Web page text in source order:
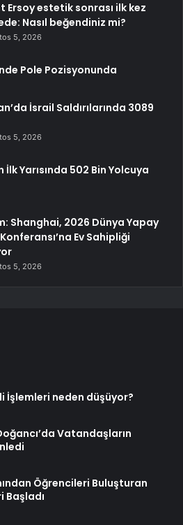
Ersoy estetik sonrası ilk kez
Nasıl beğendiniz mi?
5, 2026
Pole Pozisyonunda
İsrail Saldırılarında 3089
5, 2026
İlk Yarısında 502 Bin Yolcuya
Shanghai, 2026 Dünya Yapay
Ev Sahipliği
5, 2026
İşlemleri neden düşüyor?
Vatandaşların
Öğrencileri Buluşturan
Başladı